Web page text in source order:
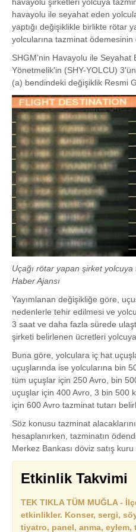
havayolu şirketleri yolcuya
havayolu ile seyahat eden
yaptığı değişiklikle birlikte rötar
yolcularına tazminat ödemesinin
SHGM’nin Havayolu ile Seyahat
Yönetmelik'in (SHY-YOLCU)
(a) bendindeki değişiklik Resmi
Uçağı rötar yapan şirket
Haber Ajansı
Yayımlanan değişikliğe göre,
nedenlerle tehir edilmesi ve
3 saat ve daha fazla sürede
şirketi belirlenen ücretleri
Buna göre, yolculara iç hat
uçuşlarında ise yolcularına bin
tüm uçuşlar için 250 Avro, bin
uçuşlar için 400 Avro, 3 bin 500
için 600 Avro tazminat tutarı
Söz konusu tazminat
hesaplanırken, tazminatın
Merkez Bankası döviz satış kuru
Etkinlik Takvimi
TEK TIKLA TÜM MUĞLA -
etkinlikler. Konser, sergi,
tiyatro, panel, anma, eylem,